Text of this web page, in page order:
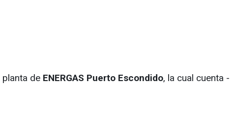
de ENERGAS Puerto Escondido, la cual cuenta -